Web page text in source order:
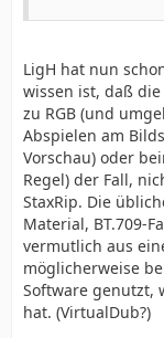
LigH hat nun
wissen ist, daß
zu RGB (und
Abspielen am
Vorschau) oder
Regel) der Fall,
StaxRip. Die
Material, BT.709-
vermutlich aus
möglicherweise
Software genutzt,
hat. (VirtualDub?)